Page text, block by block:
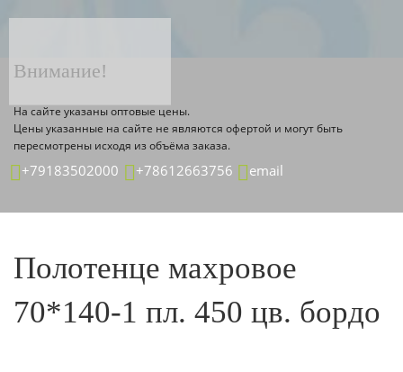
+79183502000 +78612663756 email
ТОВАР ДЕТАЛЬНО
Внимание!
На сайте указаны оптовые цены.
Цены указанные на сайте не являются офертой и могут быть
пересмотрены исходя из объёма заказа.
Полотенце махровое
70*140-1 пл. 450 цв. бордо